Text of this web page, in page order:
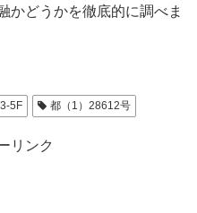
かどうかを徹底的に調べま
5F 都（1）28612号
リンク